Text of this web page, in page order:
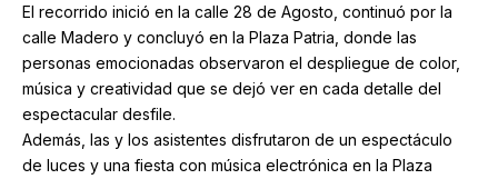
El recorrido inició en la calle 28 de Agosto, continuó por la
calle Madero y concluyó en la Plaza Patria, donde las
personas emocionadas observaron el despliegue de color,
música y creatividad que se dejó ver en cada detalle del
espectacular desfile.
Además, las y los asistentes disfrutaron de un espectáculo
de luces y una fiesta con música electrónica en la Plaza